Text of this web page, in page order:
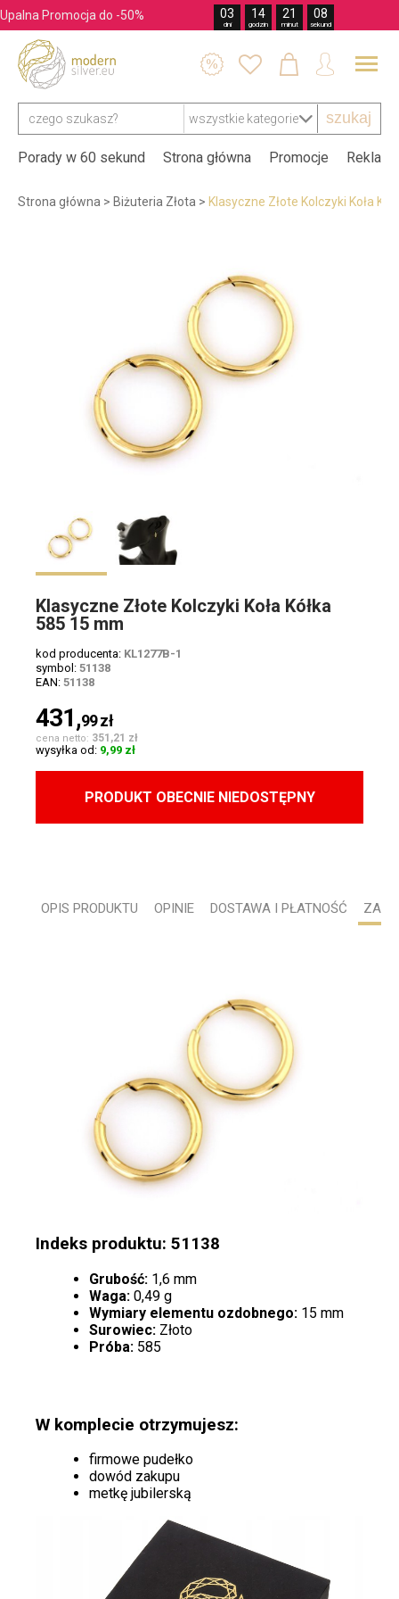
Upalna Promocja do -50% 03
dni
14
godzin
21
minut
07
sekund
szukaj
   
Porady w 60 sekund Strona główna Promocje
Strona główna > Biżuteria Złota > Klasyczne Złote Kolczyki Koła
Klasyczne Złote Kolczyki Koła Kółka
585 15 mm
kod producenta: KL1277B-1
symbol: 51138
EAN: 51138
431,99zł
cena netto: 351,21 zł
wysyłka od: 9,99 zł
PRODUKT OBECNIE NIEDOSTĘPNY
OPIS PRODUKTU OPINIE DOSTAWA I PŁATNOŚĆ
Indeks produktu: 51138
Grubość: 1,6 mm
Waga: 0,49 g
Wymiary elementu ozdobnego: 15 mm
Surowiec: Złoto
Próba: 585
W komplecie otrzymujesz:
firmowe pudełko
dowód zakupu
metkę jubilerską